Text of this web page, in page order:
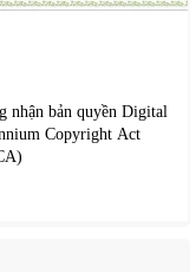
nhận bản quyền Digital
Copyright Act